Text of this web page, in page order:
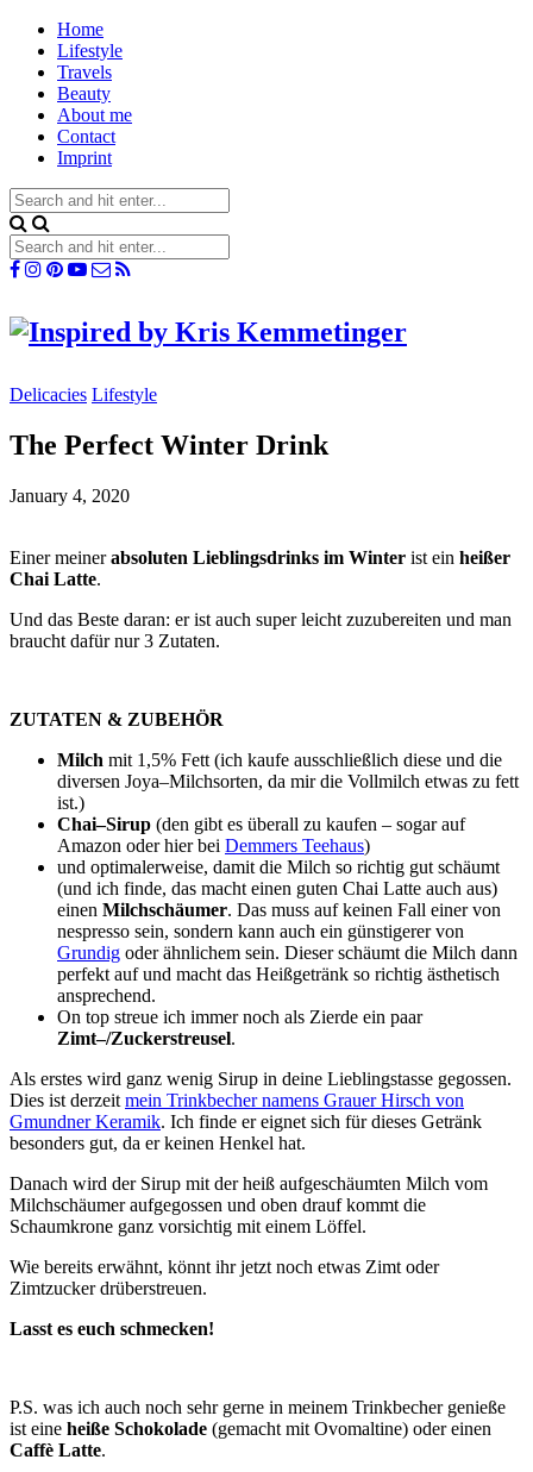
Home
Lifestyle
Travels
Beauty
About me
Contact
Imprint
Delicacies Lifestyle
The Perfect Winter Drink
January 4, 2020
Einer meinerabsoluten Lieblingsdrinks im Winter ist ein heißer
Chai Latte.
Und das Beste daran: er ist auch super leicht zuzubereiten und man
braucht dafür nur 3 Zutaten.
ZUTATEN & ZUBEHÖR
Milch mit 1,5% Fett (ich kaufe ausschließlich diese und die
diversen Joya–Milchsorten, da mir die Vollmilch etwas zu fett
ist.)
Chai–Sirup (den gibt es überall zu kaufen – sogar auf
Amazon oder hier bei Demmers Teehaus)
und optimalerweise, damit die Milch so richtig gut schäumt
(und ich finde, das macht einen guten Chai Latte auch aus)
einen Milchschäumer. Das muss auf keinen Fall einer von
nespresso sein, sondern kann auch ein günstigerer von
Grundig oder ähnlichem sein. Dieser schäumt die Milch dann
perfekt auf und macht das Heißgetränk so richtig ästhetisch
ansprechend.
On top streue ich immer noch als Zierde ein paar
Zimt–/Zuckerstreusel.
Als erstes wird ganz wenig Sirup in deine Lieblingstasse gegossen.
Dies ist derzeit mein Trinkbecher namens Grauer Hirsch von
Gmundner Keramik. Ich finde er eignet sich für dieses Getränk
besonders gut, da er keinen Henkel hat.
Danach wird der Sirup mit der heiß aufgeschäumten Milch vom
Milchschäumer aufgegossen und oben drauf kommt die
Schaumkrone ganz vorsichtig mit einem Löffel.
Wie bereits erwähnt, könnt ihr jetzt noch etwas Zimt oder
Zimtzucker drüberstreuen.
Lasst es euch schmecken!
P.S. was ich auch noch sehr gerne in meinem Trinkbecher genieße
ist eine heiße Schokolade (gemacht mit Ovomaltine) oder einen
Caf­fè Lat­te.